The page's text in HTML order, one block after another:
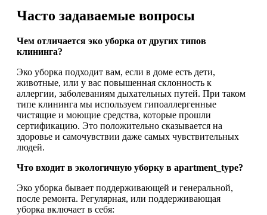
Часто задаваемые вопросы
Чем отличается эко уборка от других типов
клининга?
Эко уборка подходит вам, если в доме есть дети,
животные, или у вас повышенная склонность к
аллергии, заболеваниям дыхательных путей. При таком
типе клининга мы используем гипоаллергенные
чистящие и моющие средства, которые прошли
сертификацию. Это положительно сказывается на
здоровье и самочувствии даже самых чувствительных
людей.
Что входит в экологичную уборку в apartment_type?
Эко уборка бывает поддерживающей и генеральной,
после ремонта. Регулярная, или поддерживающая
уборка включает в себя: